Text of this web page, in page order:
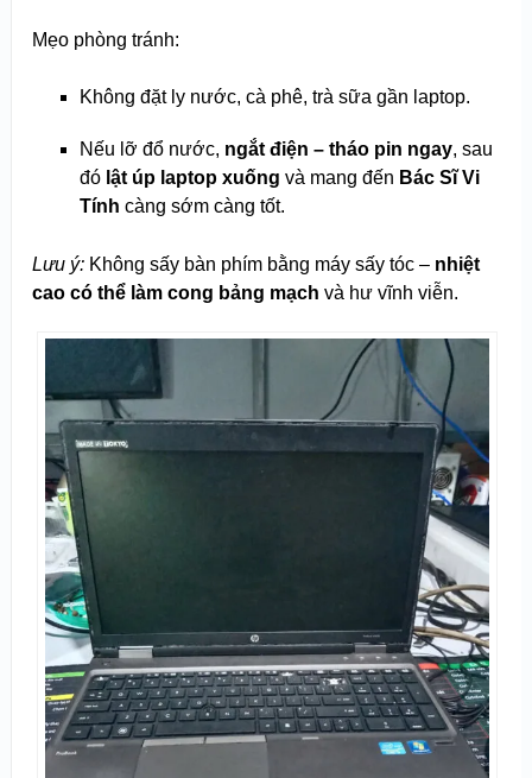
Mẹo phòng tránh:
Không đặt ly nước, cà phê, trà sữa gần laptop.
Nếu lỡ đổ nước, ngắt điện – tháo pin ngay, sau
đó lật úp laptop xuống và mang đến Bác Sĩ Vi
Tính càng sớm càng tốt.
Lưu ý:Không sấy bàn phím bằng máy sấy tóc – nhiệt
cao có thể làm cong bảng mạch và hư vĩnh viễn.